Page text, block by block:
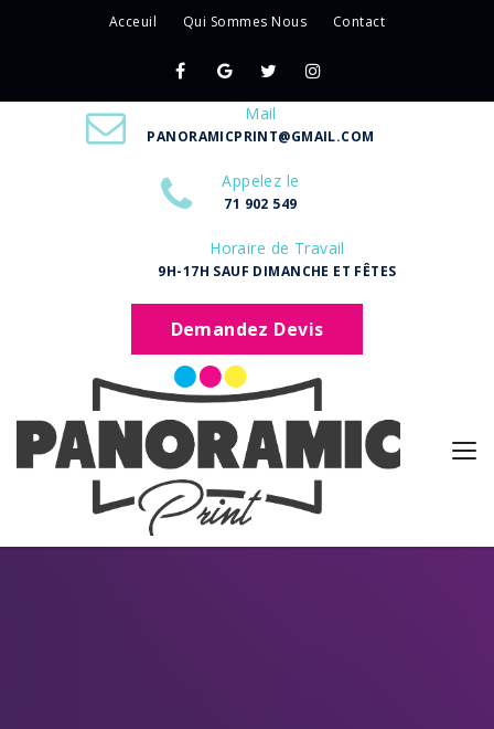
Acceuil Qui Sommes Nous Contact
Mail
PANORAMICPRINT@GMAIL.COM
Appelez le
71 902 549
Horaire de Travail
9H-17H SAUF DIMANCHE ET FÊTES
Demandez Devis